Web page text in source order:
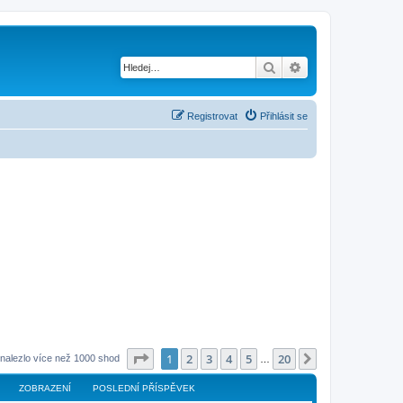
Hledat
Přihlásit se
Registrovat
více než 1000 shod Stránka z
1 2 3 4 5 20
ZOBRAZENÍ POSLEDNÍ PŘÍSPĚVEK